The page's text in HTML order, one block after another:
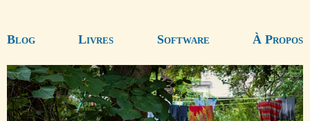
Blog Livres Software À Propos